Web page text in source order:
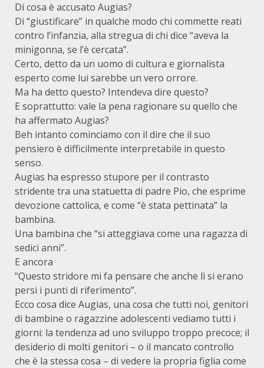
Di cosa è accusato Augias?
Di “giustificare” in qualche modo chi commette reati
contro l’infanzia, alla stregua di chi dice “aveva la
minigonna, se l’è cercata”.
Certo, detto da un uomo di cultura e giornalista
esperto come lui sarebbe un vero orrore.
Ma ha detto questo? Intendeva dire questo?
E soprattutto: vale la pena ragionare su quello che
ha affermato Augias?
Beh intanto cominciamo con il dire che il suo
pensiero è difficilmente interpretabile in questo
senso.
Augias ha espresso stupore per il contrasto
stridente tra una statuetta di padre Pio, che esprime
devozione cattolica, e come “è stata pettinata” la
bambina.
Una bambina che “si atteggiava come una ragazza di
sedici anni”.
E ancora
“Questo stridore mi fa pensare che anche lì si erano
persi i punti di riferimento”.
Ecco cosa dice Augias, una cosa che tutti noi, genitori
di bambine o ragazzine adolescenti vediamo tutti i
giorni: la tendenza ad uno sviluppo troppo precoce; il
desiderio di molti genitori – o il mancato controllo
che è la stessa cosa – di vedere la propria figlia come